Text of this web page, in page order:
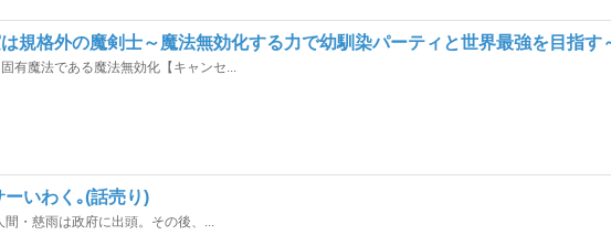
規格外の魔剣士～魔法無効化する力で幼馴染パーティと世界最強を目指す
有魔法である魔法無効化【キャンセ...
いわく｡(話売り)
・慈雨は政府に出頭。その後、...